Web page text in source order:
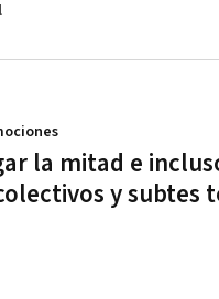
la mitad e
y subtes